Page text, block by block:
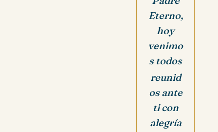
Eterno,
hoy
venimo
s todos
reunid
os ante
ti con
alegría